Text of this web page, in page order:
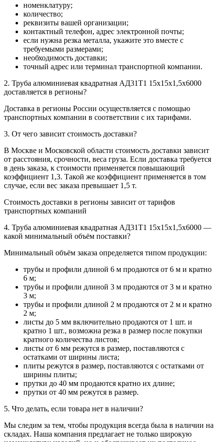
номенклатуру;
количество;
реквизиты вашей организации;
контактный телефон, адрес электронной почты;
если нужна резка металла, укажите это вместе с
требуемыми размерами;
необходимость доставки;
точный адрес или терминал транспортной компании.
2. Труба алюминиевая квадратная АД31Т1 15х15х1,5х6000
доставляется в регионы?
Доставка в регионы России осуществляется с помощью
транспортных компании в соответствии с их тарифами.
3. От чего зависит стоимость доставки?
В Москве и Московской области стоимость доставки зависит
от расстояния, срочности, веса груза. Если доставка требуется
в день заказа, к стоимости применяется повышающий
коэффициент 1,3. Такой же коэффициент применяется в том
случае, если вес заказа превышает 1,5 т.
Стоимость доставки в регионы зависит от тарифов
транспортных компаний
4. Труба алюминиевая квадратная АД31Т1 15х15х1,5х6000 —
какой минимальный объём поставки?
Минимальный объём заказа определяется типом продукции:
трубы и профили длиной 6 м продаются от 6 м и кратно
6 м;
трубы и профили длиной 3 м продаются от 3 м и кратно
3 м;
трубы и профили длиной 2 м продаются от 2 м и кратно
2 м;
листы до 5 мм включительно продаются от 1 шт. и
кратно 1 шт., возможна резка в размер после покупки
кратного количества листов;
листы от 6 мм режутся в размер, поставляются с
остатками от ширины листа;
плиты режутся в размер, поставляются с остатками от
ширины плиты;
прутки до 40 мм продаются кратно их длине;
прутки от 40 мм режутся в размер.
5. Что делать, если товара нет в наличии?
Мы следим за тем, чтобы продукция всегда была в наличии на
складах. Наша компания предлагает не только широкую